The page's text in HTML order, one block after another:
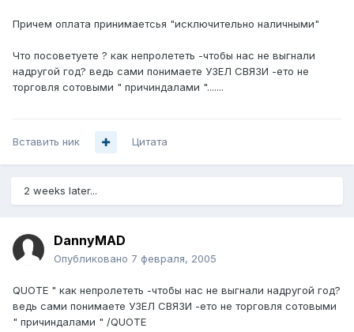
Причем оплата принимаетсья "исключительно наличными"
Что посоветуете ? как непролететь -чтобы нас не выгнали
надругой год? ведь сами понимаете УЗЕЛ СВЯЗИ -ето не
торговля сотовыми " причиндалами ".......
Вставить ник Цитата
2 weeks later...
DannyMAD
Опубликовано 7 февраля, 2005
QUOTE " как непролететь -чтобы нас не выгнали надругой год?
ведь сами понимаете УЗЕЛ СВЯЗИ -ето не торговля сотовыми
" причиндалами " /QUOTE